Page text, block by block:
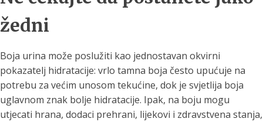
žedni
Boja urina može poslužiti kao jednostavan okvirni
pokazatelj hidratacije: vrlo tamna boja često upućuje na
potrebu za većim unosom tekućine, dok je svjetlija boja
uglavnom znak bolje hidratacije. Ipak, na boju mogu
utjecati hrana, dodaci prehrani, lijekovi i zdravstvena stanja,